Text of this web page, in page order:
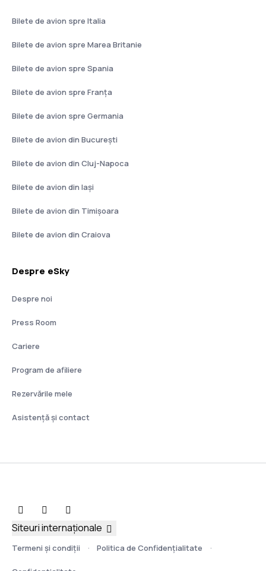
Bilete de avion spre Italia
Bilete de avion spre Marea Britanie
Bilete de avion spre Spania
Bilete de avion spre Franţa
Bilete de avion spre Germania
Bilete de avion din București
Bilete de avion din Cluj-Napoca
Bilete de avion din Iași
Bilete de avion din Timișoara
Bilete de avion din Craiova
Despre eSky
Despre noi
Press Room
Cariere
Program de afiliere
Rezervările mele
Asistenţă şi contact
Termeni şi condiţii Politica de Confidențialitate
Siteuri internaționale